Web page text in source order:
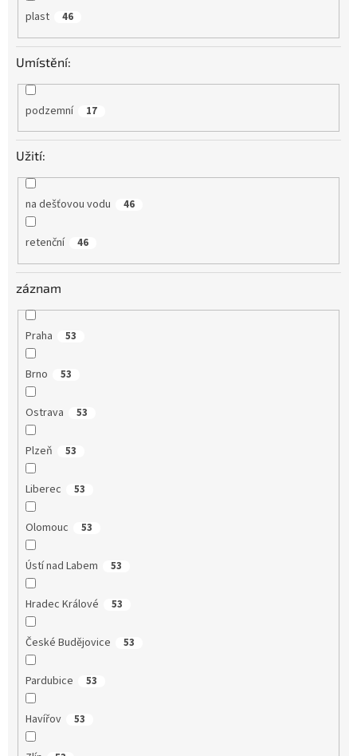
plast 46
Umístění:
podzemní 17
Užití:
na dešťovou vodu 46
retenční 46
záznam
Praha 53
Brno 53
Ostrava 53
Plzeň 53
Liberec 53
Olomouc 53
Ústí nad Labem 53
Hradec Králové 53
České Budějovice 53
Pardubice 53
Havířov 53